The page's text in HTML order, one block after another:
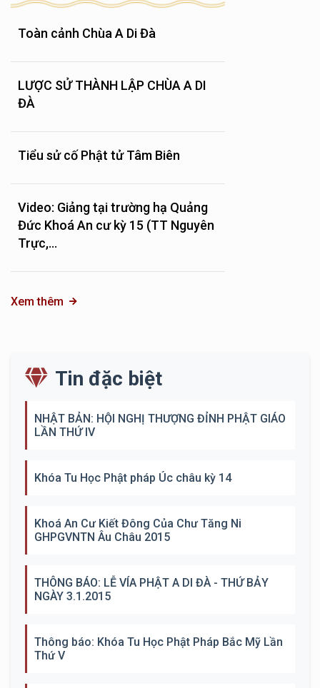
Toàn cảnh Chùa A Di Đà
LƯỢC SỬ THÀNH LẬP CHÙA A DI
ĐÀ
Tiểu sử cố Phật tử Tâm Biên
Video: Giảng tại trường hạ Quảng
Đức Khoá An cư kỳ 15 (TT Nguyên
Trực,...
Xem thêm
Tin đặc biệt
NHẬT BẢN: HỘI NGHỊ THƯỢNG ĐỈNH PHẬT GIÁO
LẦN THỨ IV
Khóa Tu Học Phật pháp Úc châu kỳ 14
Khoá An Cư Kiết Đông Của Chư Tăng Ni
GHPGVNTN Âu Châu 2015
THÔNG BÁO: LỄ VÍA PHẬT A DI ĐÀ - THỨ BẢY
NGÀY 3.1.2015
Thông báo: Khóa Tu Học Phật Pháp Bắc Mỹ Lần
Thứ V